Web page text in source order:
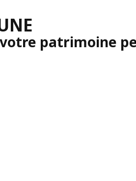
patrimoine